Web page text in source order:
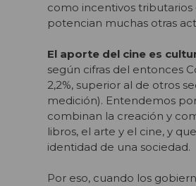
como incentivos
potencian muchas otras
El aporte del cine es
según cifras del entonces
2,2%, superior al de otros
medición). Entendemos
combinan la creación y
libros, el arte y el cine, y
identidad de una sociedad.
Por eso, cuando los